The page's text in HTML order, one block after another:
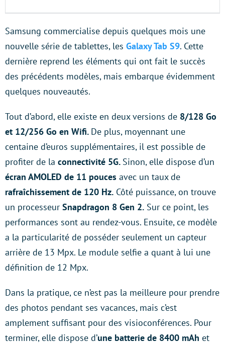
Samsung commercialise depuis quelques mois une
nouvelle série de tablettes, les Galaxy Tab S9. Cette
dernière reprend les éléments qui ont fait le succès
des précédents modèles, mais embarque évidemment
quelques nouveautés.
Tout d’abord, elle existe en deux versions de 8/128 Go
et 12/256 Go en Wifi. De plus, moyennant une
centaine d’euros supplémentaires, il est possible de
profiter de la connectivité 5G. Sinon, elle dispose d’un
écran AMOLED de 11 pouces avec un taux de
rafraîchissement de 120 Hz. Côté puissance, on trouve
un processeur Snapdragon 8 Gen 2. Sur ce point, les
performances sont au rendez-vous. Ensuite, ce modèle
a la particularité de posséder seulement un capteur
arrière de 13 Mpx. Le module selfie a quant à lui une
définition de 12 Mpx.
Dans la pratique, ce n’est pas la meilleure pour prendre
des photos pendant ses vacances, mais c’est
amplement suffisant pour des visioconférences. Pour
terminer, elle dispose d’une batterie de 8400 mAh et